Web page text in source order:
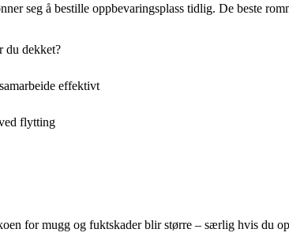
seg å bestille oppbevaringsplass tidlig. De beste
du dekket?
effektivt
flytting
for mugg og fuktskader blir større – særlig hvis du